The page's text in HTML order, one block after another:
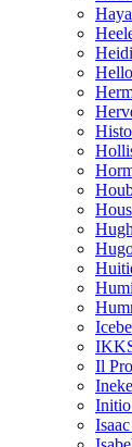
Il
Ineke
Initio